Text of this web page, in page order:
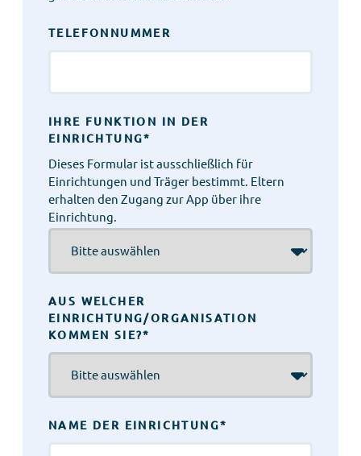
TELEFONNUMMER
IHRE FUNKTION IN DER
EINRICHTUNG*
Dieses Formular ist ausschließlich für
Einrichtungen und Träger bestimmt. Eltern
erhalten den Zugang zur App über ihre
Einrichtung.
AUS WELCHER
EINRICHTUNG/ORGANISATION
KOMMEN SIE?*
NAME DER EINRICHTUNG*